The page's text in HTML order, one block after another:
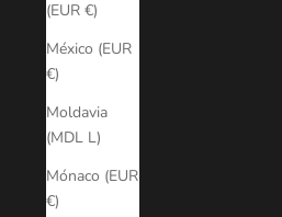
(EUR €)
México (EUR
€)
Moldavia
(MDL L)
Mónaco (EUR
€)